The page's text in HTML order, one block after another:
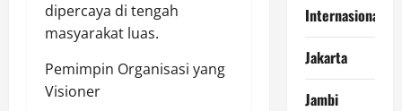
dipercaya di tengah
masyarakat luas.
Pemimpin Organisasi yang
Visioner
Internasional
Jakarta
Jambi